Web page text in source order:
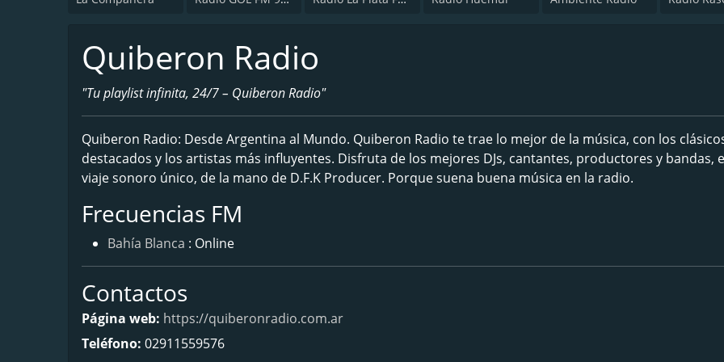
Quiberon Radio
"Tu playlist infinita, 24/7 – Quiberon Radio"
Quiberon Radio: Desde Argentina al Mundo. Quiberon Radio te trae lo mejor de la música, con los
destacados y los artistas más influyentes. Disfruta de los mejores DJs, cantantes, productores y bandas,
viaje sonoro único, de la mano de D.F.K Producer. Porque suena buena música en la radio.
Frecuencias FM
Bahía Blanca : Online
Contactos
Página web: https://quiberonradio.com.ar
Teléfono: 02911559576